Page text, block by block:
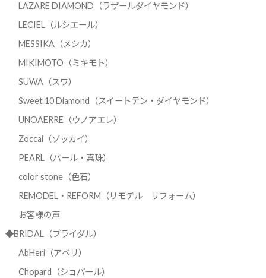
LAZARE DIAMOND（ラザールダイヤモンド）
LECIEL（ルシエール）
MESSIKA（メシカ）
MIKIMOTO（ミキモト）
SUWA（スワ）
Sweet 10 Diamond（スイートテン・ダイヤモンド）
UNOAERRE（ウノアエレ）
Zoccai（ゾッカイ）
PEARL（パール・真珠）
color stone（色石）
REMODEL・REFORM（リモデル リフォーム）
お客様の声
◆BRIDAL（ブライダル）
AbHeri（アベリ）
Chopard（ショパール）